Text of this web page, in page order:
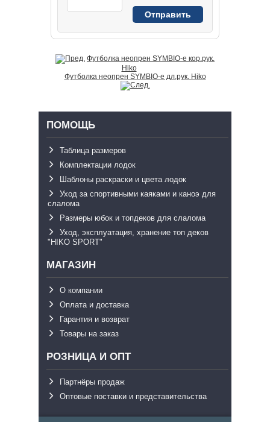
Футболка неопрен SYMBIO-e кор.рук.
Hiko
Футболка неопрен SYMBIO-e дл.рук. Hiko
ПОМОЩЬ
Таблица размеров
Комплектации лодок
Шаблоны раскраски и цвета лодок
Уход за спортивными каяками и каноэ для
слалома
Размеры юбок и топдеков для слалома
Уход, эксплуатация, хранение топ деков
"HIKO SPORT"
МАГАЗИН
О компании
Оплата и доставка
Гарантия и возврат
Товары на заказ
РОЗНИЦА И ОПТ
Партнёры продаж
Оптовые поставки и представительства